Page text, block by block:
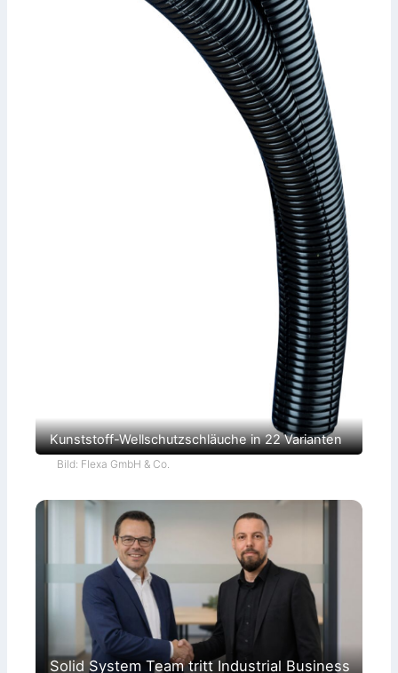
Kunststoff-Wellschutzschläuche in 22 Varianten
Bild: Flexa GmbH & Co.
Solid System Team tritt Industrial Business